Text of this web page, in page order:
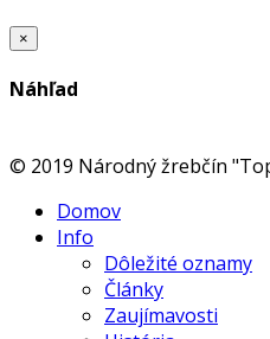
×
Náhľad
© 2019 Národný žrebčín
Domov
Info
Dôležité oznamy
Články
Zaujímavosti